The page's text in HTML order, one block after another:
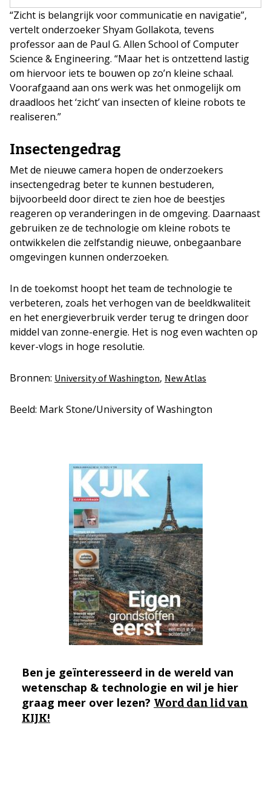
“Zicht is belangrijk voor communicatie en navigatie”,
vertelt onderzoeker Shyam Gollakota, tevens
professor aan de Paul G. Allen School of Computer
Science & Engineering. “Maar het is ontzettend lastig
om hiervoor iets te bouwen op zo’n kleine schaal.
Voorafgaand aan ons werk was het onmogelijk om
draadloos het ‘zicht’ van insecten of kleine robots te
realiseren.”
Insectengedrag
Met de nieuwe camera hopen de onderzoekers
insectengedrag beter te kunnen bestuderen,
bijvoorbeeld door direct te zien hoe de beestjes
reageren op veranderingen in de omgeving. Daarnaast
gebruiken ze de technologie om kleine robots te
ontwikkelen die zelfstandig nieuwe, onbegaanbare
omgevingen kunnen onderzoeken.
In de toekomst hoopt het team de technologie te
verbeteren, zoals het verhogen van de beeldkwaliteit
en het energieverbruik verder terug te dringen door
middel van zonne-energie. Het is nog even wachten op
kever-vlogs in hoge resolutie.
Bronnen: University of Washington, New Atlas
Beeld: Mark Stone/University of Washington
Ben je geïnteresseerd in de wereld van
wetenschap & technologie en wil je hier
graag meer over lezen? Word dan lid van
KIJK!